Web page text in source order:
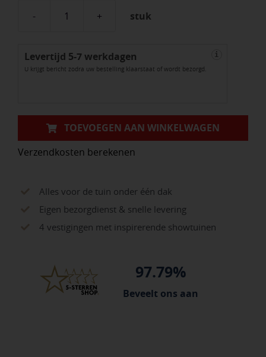
Schellevis
Traptrede
50x37x15cm
stuk
Levertijd 5-7 werkdagen
U krijgt bericht zodra uw bestelling klaarstaat of wordt bezorgd.
i
TOEVOEGEN AAN WINKELWAGEN
Verzendkosten berekenen
Alles voor de tuin onder één dak
Eigen bezorgdienst & snelle levering
4 vestigingen met inspirerende showtuinen
97.79%
Beveelt ons aan